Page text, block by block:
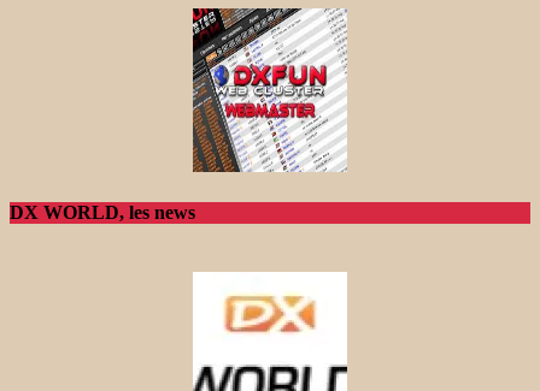
DX WORLD, les news